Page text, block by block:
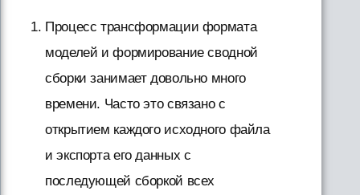
Процесс трансформации формата
моделей и формирование сводной
сборки занимает довольно много
времени. Часто это связано с
открытием каждого исходного файла
и экспорта его данных с
последующей сборкой всех